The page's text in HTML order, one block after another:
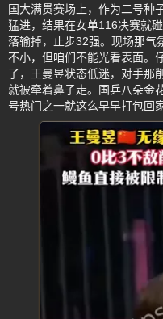
国大满贯赛场上，作为二号种
猛进，结果在女单116决赛就
落输掉，止步32强。现场那气
不小，但咱们不能光看表面。
了，王曼昱状态低迷，对手那
就被牵着鼻子走。国乒八朵金
号热门之一就这么早早打包回